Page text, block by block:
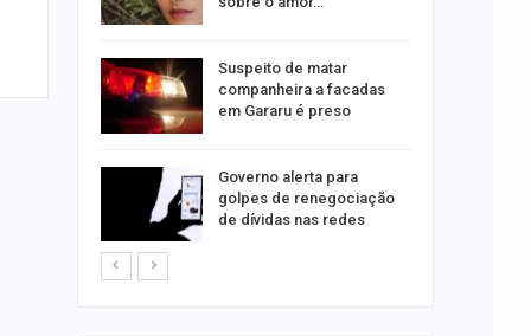
Suspeito de matar
companheira a facadas
em Gararu é preso
Governo alerta para
golpes de renegociação
de dívidas nas redes